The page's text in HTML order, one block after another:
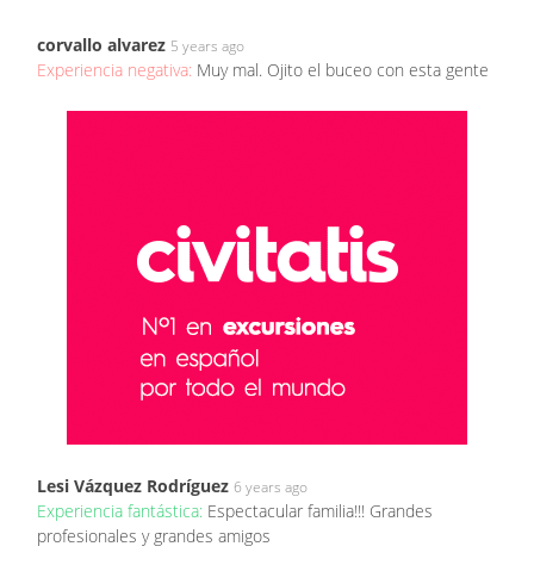
corvallo alvarez 5 years ago
Experiencia negativa: Muy mal. Ojito el buceo con esta gente
Lesi Vázquez Rodríguez 6 years ago
Experiencia fantástica: Espectacular familia!!! Grandes
profesionales y grandes amigos